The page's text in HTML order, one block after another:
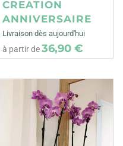
CREATION
ANNIVERSAIRE
Livraison dès aujourd'hui
à partir de36,90 €